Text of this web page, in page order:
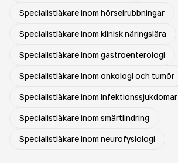
Specialistläkare inom hörselrubbningar
Specialistläkare inom klinisk näringslära
Specialistläkare inom gastroenterologi
Specialistläkare inom onkologi och tumör
Specialistläkare inom infektionssjukdomar
Specialistläkare inom smärtlindring
Specialistläkare inom neurofysiologi